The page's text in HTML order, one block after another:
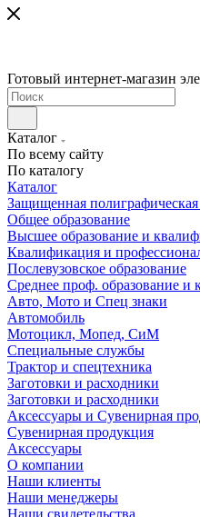
Готовый интернет-магазин
Каталог
По всему сайту
По каталогу
Каталог
Защищенная
Общее образование
Высшее образование и
Квалификация и
Послевузовское образование
Среднее проф. образование и
Авто, Мото и Спец знаки
Автомобиль
Мотоцикл, Мопед, СиМ
Специальные службы
Трактор и спецтехника
Заготовки и расходники
Заготовки и расходники
Аксессуары и Сувенирная
Сувенирная продукция
Аксессуары
О компании
Наши клиенты
Наши менеджеры
Наши свидетельства